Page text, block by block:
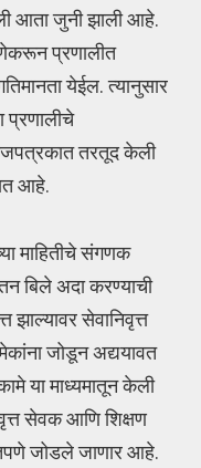
आता जुनी झाली आहे.
प्रणालीत
येईल. त्यानुसार
प्रणालीचे
तरतूद केली
आहे.
माहितीचे संगणक
बिले अदा करण्याची
सेवानिवृत्त
जोडून अद्ययावत
या माध्यमातून केली
सेवक आणि शिक्षण
जोडले जाणार आहे.